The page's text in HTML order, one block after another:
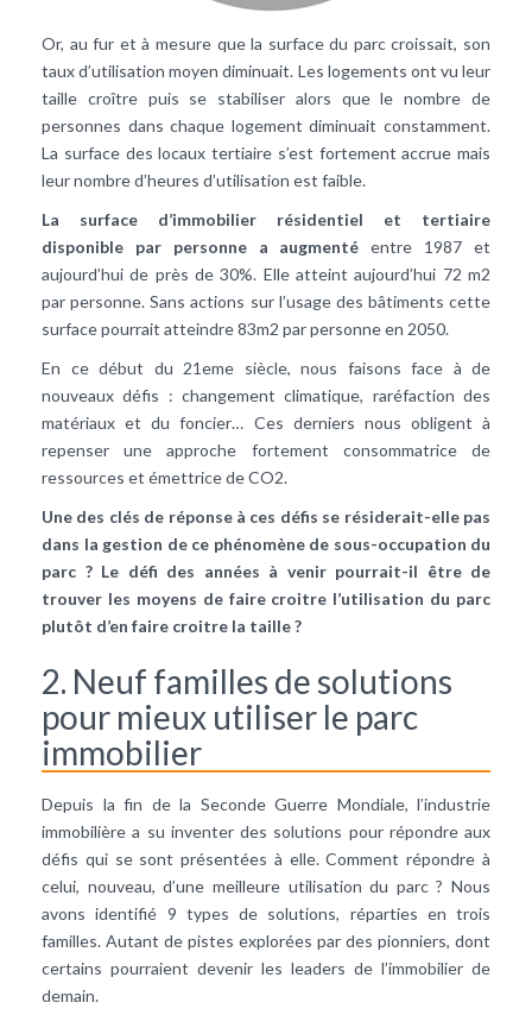
Or, au fur et à mesure que la surface du parc croissait, son
taux d’utilisation moyen diminuait. Les logements ont vu leur
taille croître puis se stabiliser alors que le nombre de
personnes dans chaque logement diminuait constamment.
La surface des locaux tertiaire s’est fortement accrue mais
leur nombre d’heures d’utilisation est faible.
La surface d’immobilier résidentiel et tertiaire
disponible par personne a augmentéentre 1987 et
aujourd’hui de près de 30%. Elle atteint aujourd’hui 72 m2
par personne. Sans actions sur l’usage des bâtiments cette
surface pourrait atteindre 83m2 par personne en 2050.
En ce début du 21eme siècle, nous faisons face à de
nouveaux défis : changement climatique, raréfaction des
matériaux et du foncier… Ces derniers nous obligent à
repenser une approche fortement consommatrice de
ressources et émettrice de CO2.
Une des clés de réponse à ces défis se résiderait-elle pas
dans la gestion de ce phénomène de sous-occupation du
parc ? Le défi des années à venir pourrait-il être de
trouver les moyens de faire croitre l’utilisation du parc
plutôt d’en faire croitre la taille ?
2. Neuf familles de solutions
pour mieux utiliser le parc
immobilier
Depuis la fin de la Seconde Guerre Mondiale, l’industrie
immobilière a su inventer des solutions pour répondre aux
défis qui se sont présentées à elle. Comment répondre à
celui, nouveau, d’une meilleure utilisation du parc ? Nous
avons identifié 9 types de solutions, réparties en trois
familles. Autant de pistes explorées par des pionniers, dont
certains pourraient devenir les leaders de l’immobilier de
demain.